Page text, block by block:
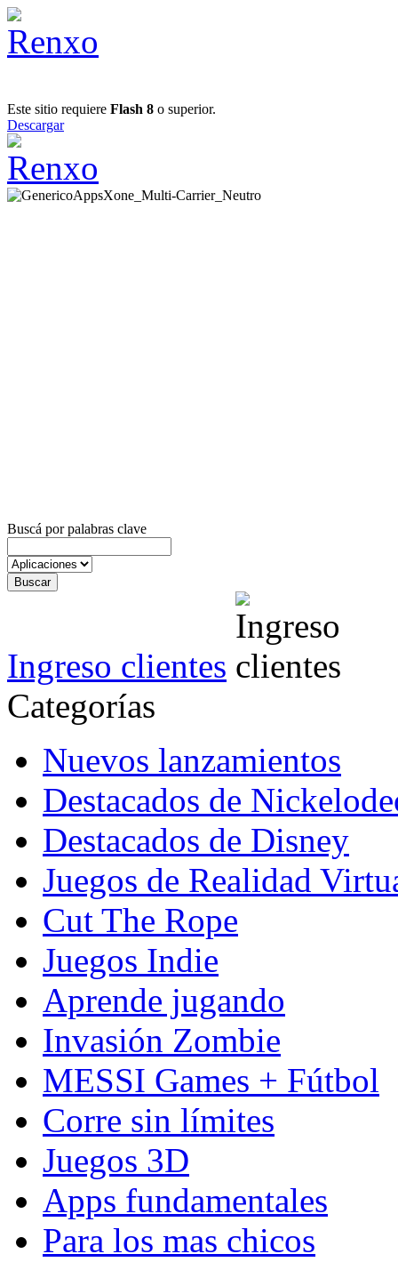
Este sitio requiere Flash 8 o superior.
Descargar
Buscá por palabras clave
Ingreso clientes
Categorías
Nuevos lanzamientos
Destacados de
Destacados de Disney
Juegos de Realidad
Cut The Rope
Juegos Indie
Aprende jugando
Invasión Zombie
MESSI Games + Fútbol
Corre sin límites
Juegos 3D
Apps fundamentales
Para los mas chicos